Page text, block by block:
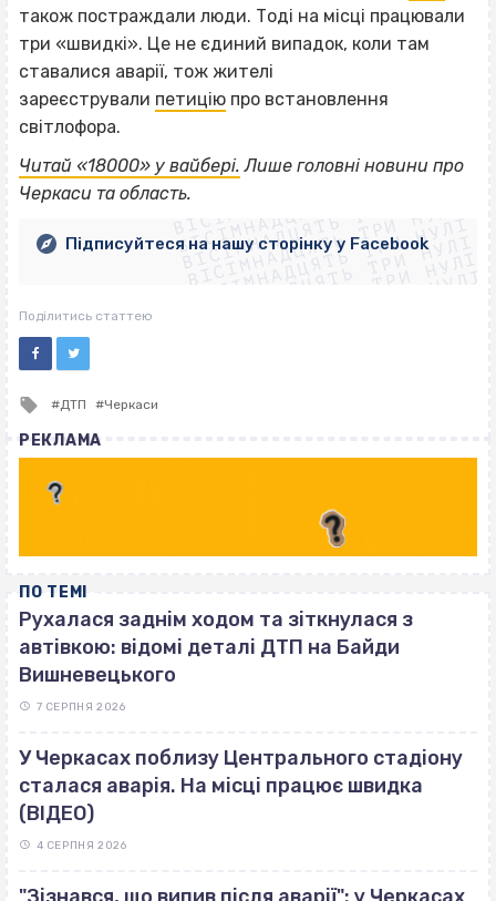
також постраждали люди. Тоді на місці працювали
три «швидкі». Це не єдиний випадок, коли там
ставалися аварії, тож жителі
зареєстрували петицію про встановлення
світлофора.
Читай «18000» у вайбері. Лише головні новини про
Черкаси та область.ВІСІМНАДЦЯТЬ ТРИ НУЛІ
ВІСІМНАДЦЯТЬ ТРИ НУЛІ
ВІСІМНАДЦЯТЬ ТРИ НУЛІ
ВІСІМНАДЦЯТЬ ТРИ НУЛІ
ВІСІМНАДЦЯТЬ ТРИ НУЛІ
ВІСІМНАДЦЯТЬ ТРИ НУЛІ
ВІСІМНАДЦЯТЬ ТРИ НУЛІ
ВІСІМНАДЦЯТЬ ТРИ НУЛІ
Підписуйтеся на нашу сторінку у Facebook
Поділитись статтею
Tagged
ДТП Черкаси
РЕКЛАМА
ПО ТЕМІ
Рухалася заднім ходом та зіткнулася з
автівкою: відомі деталі ДТП на Байди
Вишневецького
7 СЕРПНЯ 2026
У Черкасах поблизу Центрального стадіону
сталася аварія. На місці працює швидка
(ВІДЕО)
4 СЕРПНЯ 2026